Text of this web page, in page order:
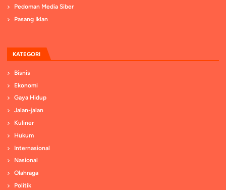
Pedoman Media Siber
Pasang Iklan
KATEGORI
Bisnis
Ekonomi
Gaya Hidup
Jalan-jalan
Kuliner
Hukum
Internasional
Nasional
Olahraga
Politik